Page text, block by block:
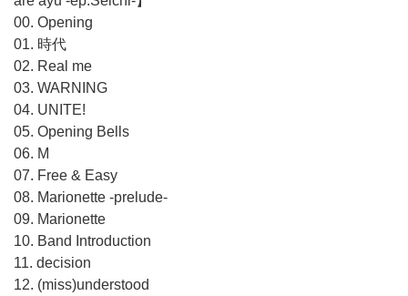
00. Opening
01. 時代
02. Real me
03. WARNING
04. UNITE!
05. Opening Bells
06. M
07. Free & Easy
08. Marionette -prelude-
09. Marionette
10. Band Introduction
11. decision
12. (miss)understood